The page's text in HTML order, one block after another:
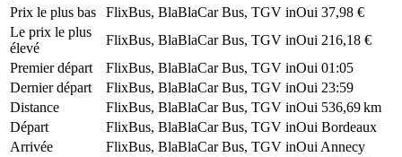
Prix ​​le plus bas
FlixBus, BlaBlaCar Bus, TGV inOui 37,98 €
Le prix le plus
élevé
FlixBus, BlaBlaCar Bus, TGV inOui 216,18 €
Premier départ
FlixBus, BlaBlaCar Bus, TGV inOui 01:05
Dernier départ
FlixBus, BlaBlaCar Bus, TGV inOui 23:59
Distance
FlixBus, BlaBlaCar Bus, TGV inOui 536,69 km
Départ
FlixBus, BlaBlaCar Bus, TGV inOui Bordeaux
Arrivée
FlixBus, BlaBlaCar Bus, TGV inOui Annecy